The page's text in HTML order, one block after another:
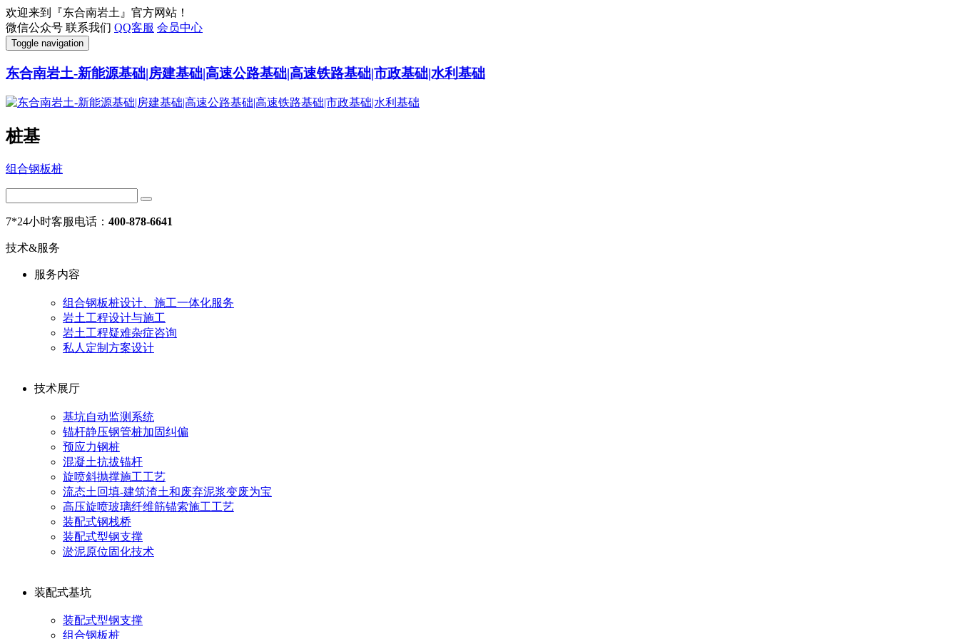
欢迎来到『东合南岩土』官方网站！
微信公众号 联系我们 QQ客服 会员中心
Toggle navigation
东合南岩土-新能源基础|房建基础|高速公路基础|高速铁路基础|市政基础|水利基础
桩基
组合钢板桩
7*24小时客服电话： 400-878-6641
技术&服务
服务内容
组合钢板桩设计、施工一体化服务
岩土工程设计与施工
岩土工程疑难杂症咨询
私人定制方案设计
技术展厅
基坑自动监测系统
锚杆静压钢管桩加固纠偏
预应力钢桩
混凝土抗拔锚杆
旋喷斜抛撑施工工艺
流态土回填-建筑渣土和废弃泥浆变废为宝
高压旋喷玻璃纤维筋锚索施工工艺
装配式钢栈桥
装配式型钢支撑
淤泥原位固化技术
装配式基坑
装配式型钢支撑
组合钢板桩